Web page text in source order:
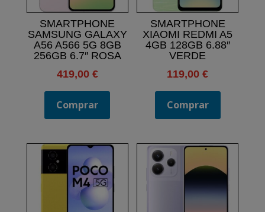
SMARTPHONE
SAMSUNG GALAXY
A56 A566 5G 8GB
256GB 6.7″ ROSA
419,00 €
Comprar
SMARTPHONE
XIAOMI REDMI A5
4GB 128GB 6.88″
VERDE
119,00€
Comprar